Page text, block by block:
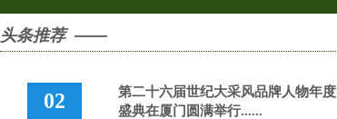
头条推荐 ——
02
第二十六届世纪大采风品牌人物年度
盛典在厦门圆满举行......